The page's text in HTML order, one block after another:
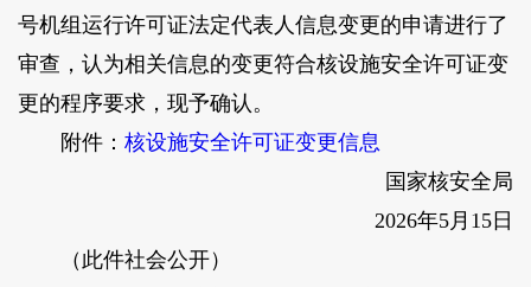
号机组运行许可证法定代表人信息变更的申请进行了
审查，认为相关信息的变更符合核设施安全许可证变
更的程序要求，现予确认。
附件： 核设施安全许可证变更信息
国家核安全局
2026年5月15日
（此件社会公开）